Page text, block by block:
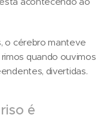
o cérebro manteve
quando ouvimos
divertidas.
é